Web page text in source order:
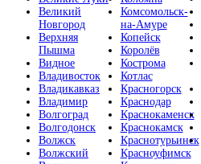
Великий
Новгород
Верхняя
Пышма
Видное
Владивосток
Владикавказ
Владимир
Волгоград
Волгодонск
Волжск
Волжский
Комсомольск-
на-Амуре
Копейск
Королёв
Кострома
Котлас
Красногорск
Краснодар
Краснокаменск
Краснокамск
Краснотурьинск
Красноуфимск